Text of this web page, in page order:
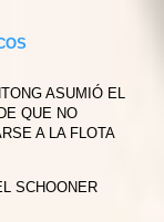
ASUMIÓ EL
QUE NO
A LA FLOTA
SCHOONER